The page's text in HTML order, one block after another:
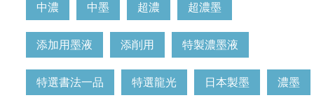
中濃 中墨 超濃 超濃墨
添加用墨液 添削用 特製濃墨液
特選書法一品 特選龍光 日本製墨 濃墨